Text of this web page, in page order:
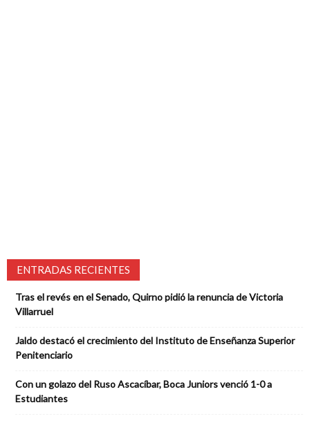
ENTRADAS RECIENTES
Tras el revés en el Senado, Quirno pidió la renuncia de Victoria
Villarruel
Jaldo destacó el crecimiento del Instituto de Enseñanza Superior
Penitenciario
Con un golazo del Ruso Ascacíbar, Boca Juniors venció 1-0 a
Estudiantes